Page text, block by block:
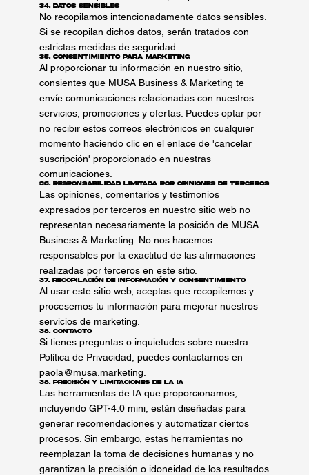
34. Datos Sensibles
No recopilamos intencionadamente datos sensibles.
Si se recopilan dichos datos, serán tratados con
estrictas medidas de seguridad.
35. Consentimiento para Marketing
Al proporcionar tu información en nuestro sitio,
consientes que MUSA Business & Marketing te
envíe comunicaciones relacionadas con nuestros
servicios, promociones y ofertas. Puedes optar por
no recibir estos correos electrónicos en cualquier
momento haciendo clic en el enlace de 'cancelar
suscripción' proporcionado en nuestras
comunicaciones.
36. Responsabilidad Limitada por Opiniones de Terceros
Las opiniones, comentarios y testimonios
expresados por terceros en nuestro sitio web no
representan necesariamente la posición de MUSA
Business & Marketing. No nos hacemos
responsables por la exactitud de las afirmaciones
realizadas por terceros en este sitio.
37. Recopilación de Información y Consentimiento
Al usar este sitio web, aceptas que recopilemos y
procesemos tu información para mejorar nuestros
servicios de marketing.
38. Contacto
Si tienes preguntas o inquietudes sobre nuestra
Política de Privacidad, puedes contactarnos en
paola@musa.marketing
38. Precisión y Limitaciones de la IA
Las herramientas de IA que proporcionamos,
incluyendo GPT-4.0 mini, están diseñadas para
generar recomendaciones y automatizar ciertos
procesos. Sin embargo, estas herramientas no
reemplazan la toma de decisiones humanas y no
garantizan la precisión o idoneidad de los resultados